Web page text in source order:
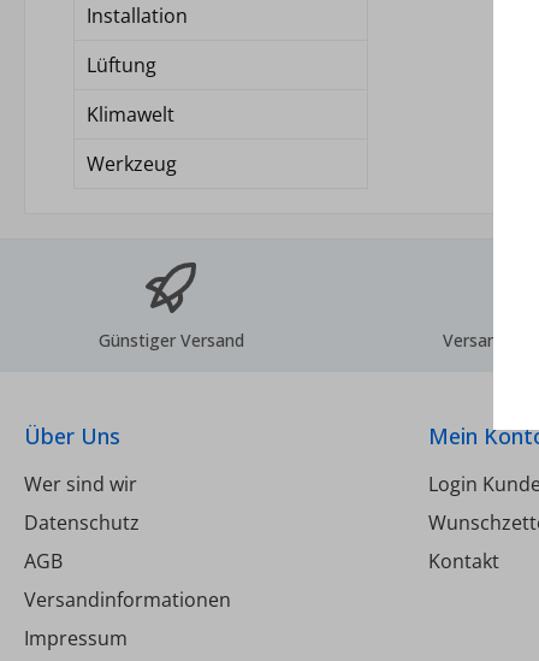
Installation
Lüftung
Klimawelt
Werkzeug
ein
-
Günstiger Versand Versand
Über Uns
Wer sind wir
Datenschutz
AGB
Versandinformationen
Impressum
Mein
Login
Kontakt